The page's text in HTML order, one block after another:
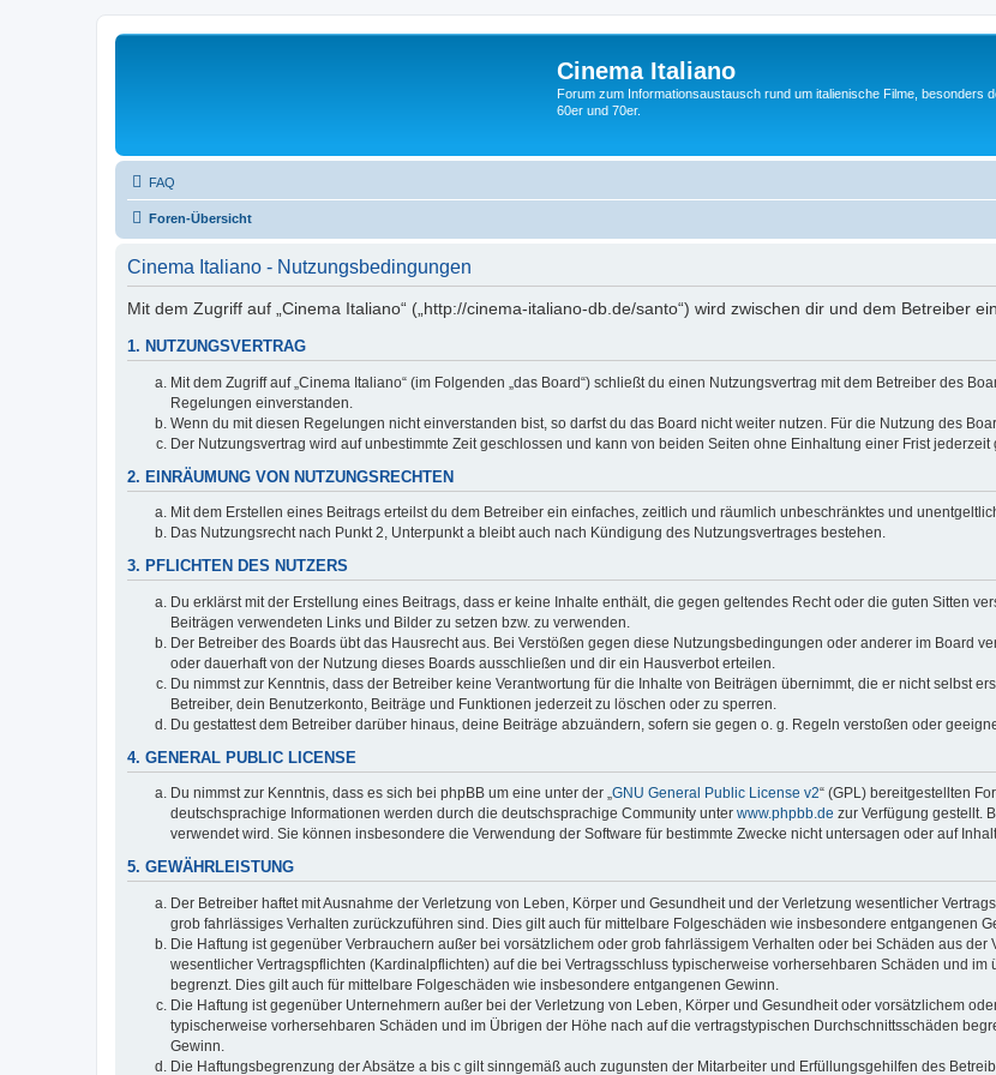
Cinema Italiano
Forum zum Informationsaustausch rund um italienische Filme, besonders
60er und 70er.
FAQ
Foren-Übersicht
Cinema Italiano - Nutzungsbedingungen
Mit dem Zugriff auf „Cinema Italiano“ („http://cinema-italiano-db.de/santo“) wird zwischen dir und dem Betreiber
1. NUTZUNGSVERTRAG
Mit dem Zugriff auf „Cinema Italiano“ (im Folgenden „das Board“) schließt du einen Nutzungsvertrag mit dem Betreiber des
Regelungen einverstanden.
Wenn du mit diesen Regelungen nicht einverstanden bist, so darfst du das Board nicht weiter nutzen. Für die Nutzung des
Der Nutzungsvertrag wird auf unbestimmte Zeit geschlossen und kann von beiden Seiten ohne Einhaltung einer Frist
2. EINRÄUMUNG VON NUTZUNGSRECHTEN
Mit dem Erstellen eines Beitrags erteilst du dem Betreiber ein einfaches, zeitlich und räumlich unbeschränktes und
Das Nutzungsrecht nach Punkt 2, Unterpunkt a bleibt auch nach Kündigung des Nutzungsvertrages bestehen.
3. PFLICHTEN DES NUTZERS
Du erklärst mit der Erstellung eines Beitrags, dass er keine Inhalte enthält, die gegen geltendes Recht oder die guten Sitten
Beiträgen verwendeten Links und Bilder zu setzen bzw. zu verwenden.
Der Betreiber des Boards übt das Hausrecht aus. Bei Verstößen gegen diese Nutzungsbedingungen oder anderer im Board
oder dauerhaft von der Nutzung dieses Boards ausschließen und dir ein Hausverbot erteilen.
Du nimmst zur Kenntnis, dass der Betreiber keine Verantwortung für die Inhalte von Beiträgen übernimmt, die er nicht selbst
Betreiber, dein Benutzerkonto, Beiträge und Funktionen jederzeit zu löschen oder zu sperren.
Du gestattest dem Betreiber darüber hinaus, deine Beiträge abzuändern, sofern sie gegen o. g. Regeln verstoßen oder
4. GENERAL PUBLIC LICENSE
Du nimmst zur Kenntnis, dass es sich bei phpBB um eine unter der „GNU General Public License v2“ (GPL) bereitgestellten
deutschsprachige Informationen werden durch die deutschsprachige Community unter www.phpbb.de zur Verfügung gestellt.
verwendet wird. Sie können insbesondere die Verwendung der Software für bestimmte Zwecke nicht untersagen oder auf
5. GEWÄHRLEISTUNG
Der Betreiber haftet mit Ausnahme der Verletzung von Leben, Körper und Gesundheit und der Verletzung wesentlicher
grob fahrlässiges Verhalten zurückzuführen sind. Dies gilt auch für mittelbare Folgeschäden wie insbesondere entgangenen
Die Haftung ist gegenüber Verbrauchern außer bei vorsätzlichem oder grob fahrlässigem Verhalten oder bei Schäden aus
wesentlicher Vertragspflichten (Kardinalpflichten) auf die bei Vertragsschluss typischerweise vorhersehbaren Schäden und
begrenzt. Dies gilt auch für mittelbare Folgeschäden wie insbesondere entgangenen Gewinn.
Die Haftung ist gegenüber Unternehmern außer bei der Verletzung von Leben, Körper und Gesundheit oder vorsätzlichem
typischerweise vorhersehbaren Schäden und im Übrigen der Höhe nach auf die vertragstypischen Durchschnittsschäden
Gewinn.
Die Haftungsbegrenzung der Absätze a bis c gilt sinngemäß auch zugunsten der Mitarbeiter und Erfüllungsgehilfen des